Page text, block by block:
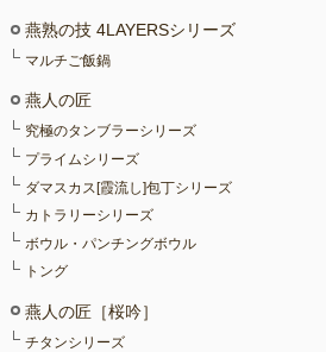
燕熟の技 4LAYERSシリーズ
マルチご飯鍋
燕人の匠
究極のタンブラーシリーズ
プライムシリーズ
ダマスカス[霞流し]包丁シリーズ
カトラリーシリーズ
ボウル・パンチングボウル
トング
燕人の匠［桜吟］
チタンシリーズ